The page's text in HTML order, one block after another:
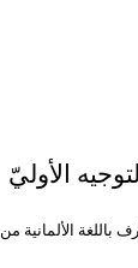
الأوليّ
باللغة الألمانية من